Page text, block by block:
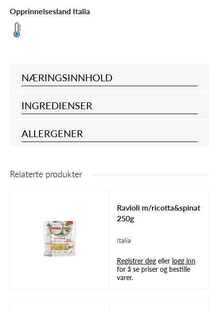
Opprinnelsesland Italia
NÆRINGSINNHOLD
INGREDIENSER
ALLERGENER
Relaterte produkter
Ravioli m/ricotta&spinat
250g
Italia
Registrer deg eller logg inn
for å se priser og bestille
varer.